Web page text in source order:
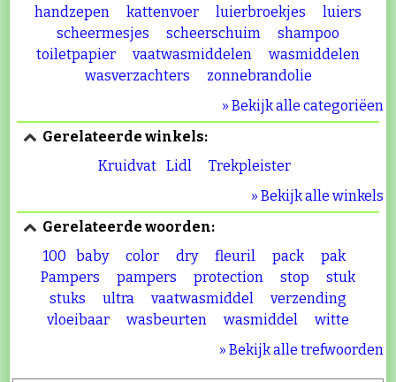
handzepen
kattenvoer luierbroekjes
luiers
scheermesjes
scheerschuim
shampoo
toiletpapier
vaatwasmiddelen
wasmiddelen
wasverzachters
zonnebrandolie
» Bekijk alle categoriëen
Gerelateerde winkels:
Kruidvat Lidl
Trekpleister
» Bekijk alle winkels
Gerelateerde woorden:
100
baby color dry fleuril pack
pak
Pampers
pampers protection stop
stuk
stuks
ultra vaatwasmiddel
verzending
vloeibaar
wasbeurten wasmiddel
witte
» Bekijk alle trefwoorden